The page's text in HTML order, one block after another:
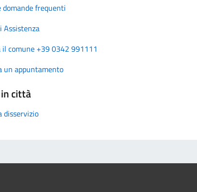
domande frequenti
Assistenza
il comune +39 0342 991111
un appuntamento
città
disservizio